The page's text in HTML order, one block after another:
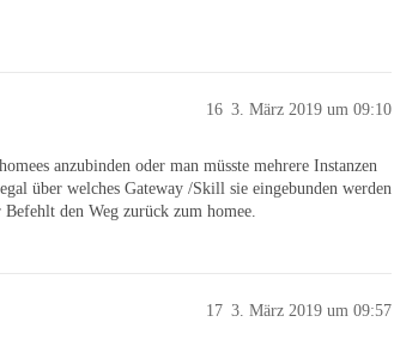
3. März 2019 um 09:10
16
anzubinden oder man müsste mehrere Instanzen
über welches Gateway /Skill sie eingebunden werden
den Weg zurück zum homee.
3. März 2019 um 09:57
17